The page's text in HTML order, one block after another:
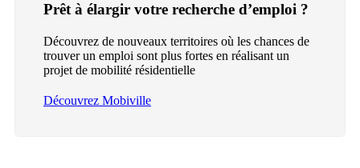
Prêt à élargir votre recherche d’emploi ?
Découvrez de nouveaux territoires où les chances de
trouver un emploi sont plus fortes en réalisant un
projet de mobilité résidentielle
Découvrez Mobiville